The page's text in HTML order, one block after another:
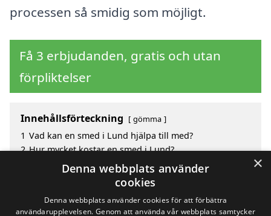
processen så smidig som möjligt.
Få 3 erbjudanden, gratis och utan
förpliktelser
Innehållsförteckning gömma
1 Vad kan en smed i Lund hjälpa till med?
2 Hur mycket kostar en smed i Lund?
Fördelar med att välja smed i Lund
Sök efter en skicklig smed i de omgivande städerna
×
Denna webbplats använder
cookies
Denna webbplats använder cookies för att förbättra
användarupplevelsen. Genom att använda vår webbplats samtycker